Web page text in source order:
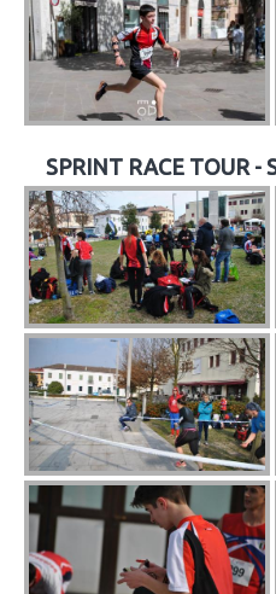
SPRINT RACE TOUR -